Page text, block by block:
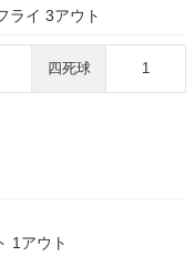
ライ 3アウト
四死球 1
1アウト